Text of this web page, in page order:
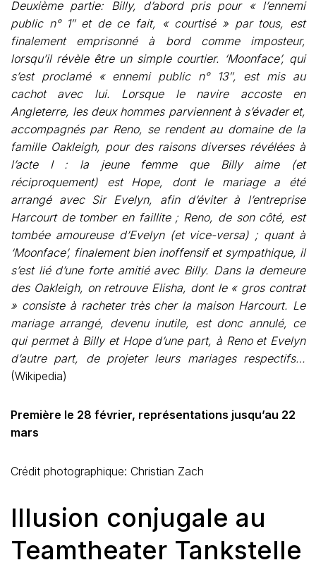
Deuxième partie: Billy, d’abord pris pour « l’ennemi
public n° 1″ et de ce fait, « courtisé » par tous, est
finalement emprisonné à bord comme imposteur,
lorsqu’il révèle être un simple courtier. ‘Moonface’, qui
s’est proclamé « ennemi public n° 13″, est mis au
cachot avec lui. Lorsque le navire accoste en
Angleterre, les deux hommes parviennent à s’évader et,
accompagnés par Reno, se rendent au domaine de la
famille Oakleigh, pour des raisons diverses révélées à
l’acte I : la jeune femme que Billy aime (et
réciproquement) est Hope, dont le mariage a été
arrangé avec Sir Evelyn, afin d’éviter à l’entreprise
Harcourt de tomber en faillite ; Reno, de son côté, est
tombée amoureuse d’Evelyn (et vice-versa) ; quant à
‘Moonface’, finalement bien inoffensif et sympathique, il
s’est lié d’une forte amitié avec Billy. Dans la demeure
des Oakleigh, on retrouve Elisha, dont le « gros contrat
» consiste à racheter très cher la maison Harcourt. Le
mariage arrangé, devenu inutile, est donc annulé, ce
qui permet à Billy et Hope d’une part, à Reno et Evelyn
d’autre part, de projeter leurs mariages respectifs…
(Wikipedia)
Première le 28 février, représentations jusqu’au 22
mars
Crédit photographique: Christian Zach
lllusion conjugale au
Teamtheater Tankstelle